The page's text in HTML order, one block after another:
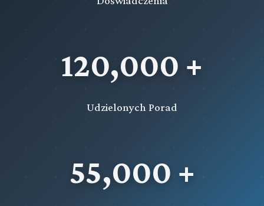
120,000 +
Udzielonych Porad
55,000 +